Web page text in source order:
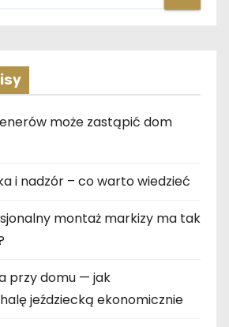
może zastąpić dom
i nadzór – co warto wiedzieć
montaż markizy ma tak
przy domu — jak
jeździecką ekonomicznie